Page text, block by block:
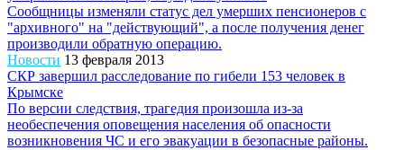
Сообщницы изменяли статус дел умерших пенсионеров с
"архивного" на "действующий", а после получения денег
производили обратную операцию.
Новости 13 февраля 2013
СКР завершил расследование по гибели 153 человек в
Крымске
По версии следствия, трагедия произошла из-за
необеспечения оповещения населения об опасности
возникновения ЧС и его эвакуации в безопасные районы.